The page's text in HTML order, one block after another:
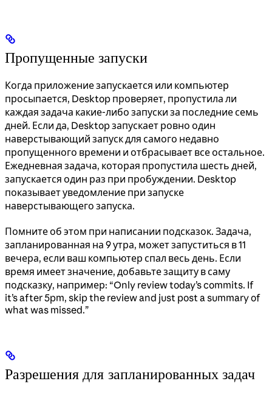
Пропущенные запуски
Когда приложение запускается или компьютер
просыпается, Desktop проверяет, пропустила ли
каждая задача какие-либо запуски за последние семь
дней. Если да, Desktop запускает ровно один
наверстывающий запуск для самого недавно
пропущенного времени и отбрасывает все остальное.
Ежедневная задача, которая пропустила шесть дней,
запускается один раз при пробуждении. Desktop
показывает уведомление при запуске
наверстывающего запуска.
Помните об этом при написании подсказок. Задача,
запланированная на 9 утра, может запуститься в 11
вечера, если ваш компьютер спал весь день. Если
время имеет значение, добавьте защиту в саму
подсказку, например: “Only review today’s commits. If
it’s after 5pm, skip the review and just post a summary of
what was missed.”
Разрешения для запланированных задач